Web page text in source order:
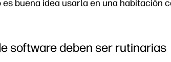
buena idea usarla en una habitación
software deben ser rutinarias